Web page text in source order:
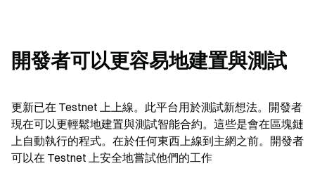
開發者可以更容易地建置與測試
更新已在 Testnet 上上線。此平台用於測試新想法。開發者
現在可以更輕鬆地建置與測試智能合約。這些是會在區塊鏈
上自動執行的程式。在於任何東西上線到主網之前。開發者
可以在 Testnet 上安全地嘗試他們的工作